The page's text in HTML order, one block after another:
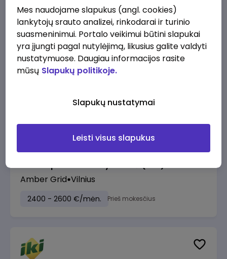
prieš 5 val.
IT analitikas (-ė) (Vilnius, LT)
JSC Lithuanian Railways
prieš 5 val.
Turto apskaitos vadybininkė (-as)
Amber Grid Vilnius
2400 - 2600 €/mėn. Prieš mokesčius
Mes naudojame slapukus (angl. cookies)
lankytojų srauto analizei, rinkodarai ir turinio
suasmeninimui. Portalo veikimui būtini slapukai
yra įjungti pagal nutylėjimą, likusius galite valdyti
nustatymuose. Daugiau informacijos rasite
mūsų Slapukų politikoje.
Slapukų nustatymai
Leisti visus slapukus